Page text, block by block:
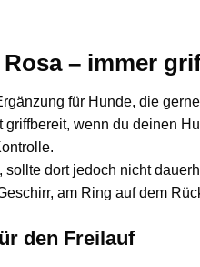
– immer
für Hunde, die
wenn du deinen
dort jedoch nicht
am Ring auf dem
den Freilauf